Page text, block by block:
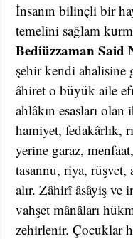
İnsanın bilinçli bir
temelini sağlam
Bediüzzaman Said
şehir kendi ahalisine
âhiret o büyük aile
ahlâkın esasları
hamiyet, fedakârlık,
yerine garaz,
tasannu, riya,
alır. Zâhirî âsâyiş ve
vahşet mânâları
zehirlenir. Çocuklar